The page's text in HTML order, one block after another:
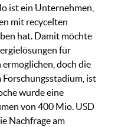
ist ein Unternehmen,
mit recycelten
hat. Damit möchte
für
doch die
ist
wurde eine
von 400 Mio. USD
Nachfrage am